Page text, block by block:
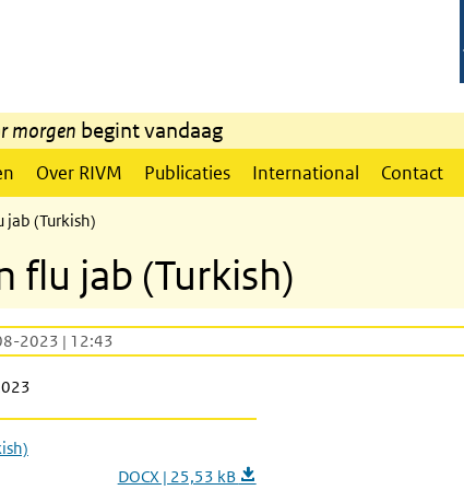
morgen begint vandaag
Over RIVM Publicaties International Contact
(Turkish)
flu jab (Turkish)
2023 | 12:43
DOCX | 25,53 kB